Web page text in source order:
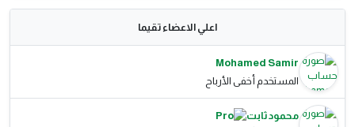
اعلي الاعضاء تقيما
Mohamed Samir
المستخدم أخفى الأرباح
محمود ثابت